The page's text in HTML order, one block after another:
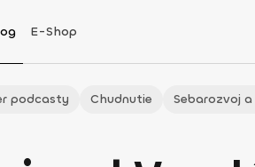
E-Shop
podcasty Chudnutie Sebarozvoj